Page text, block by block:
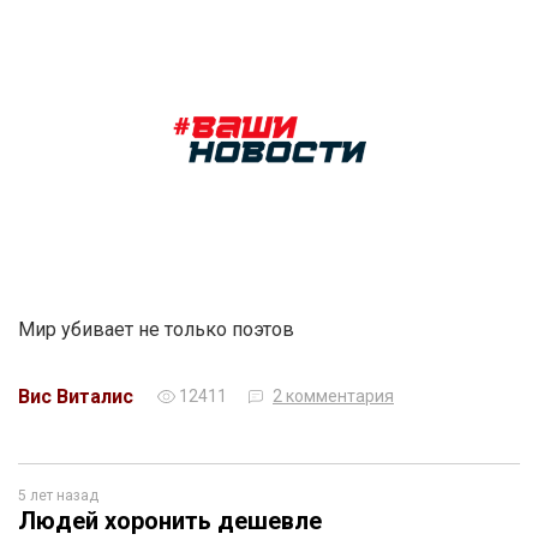
Мир убивает не только поэтов
Вис Виталис 12411 2 комментария
5 лет назад
Людей хоронить дешевле